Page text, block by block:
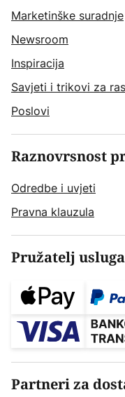
Marketinške suradnje
Newsroom
Inspiracija
Savjeti i trikovi za
Poslovi
Raznovrsnost
Odredbe i uvjeti
Pravna klauzula
Pružatelj
Partneri za